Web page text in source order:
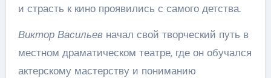
и страсть к кино проявились с самого детства.
Виктор Васильевначал свой творческий путь в
местном драматическом театре, где он обучался
актерскому мастерству и пониманию